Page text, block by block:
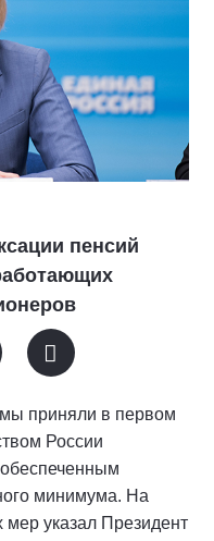
пенсий
приняли в первом
России
минимума. На
мер указал Президент